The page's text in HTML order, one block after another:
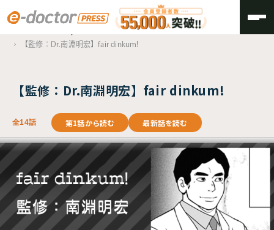
TOP
【監修：Dr.南淵明宏】fair dinkum!
【監修：Dr.南淵明宏】fair dinkum!
全14話 第1話から読む 最新話を読む